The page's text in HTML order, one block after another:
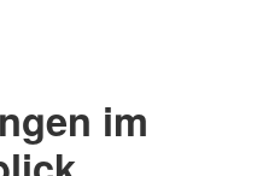
im